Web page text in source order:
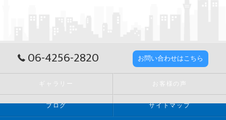
06-4256-2820 お問い合わせはこちら
ギャラリー お客様の声
ブログ サイトマップ